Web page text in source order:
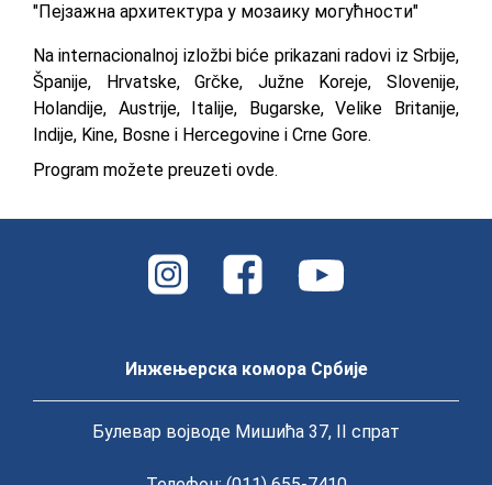
Na internacionalnoj izložbi biće prikazani radovi iz Srbije,
Španije, Hrvatske, Grčke, Južne Koreje, Slovenije,
Holandije, Austrije, Italije, Bugarske, Velike Britanije,
Indije, Kine, Bosne i Hercegovine i Crne Gore.
Program možete preuzeti ovde.
Инжењерска комора Србије
Булевар војводе Мишића 37, II спрат